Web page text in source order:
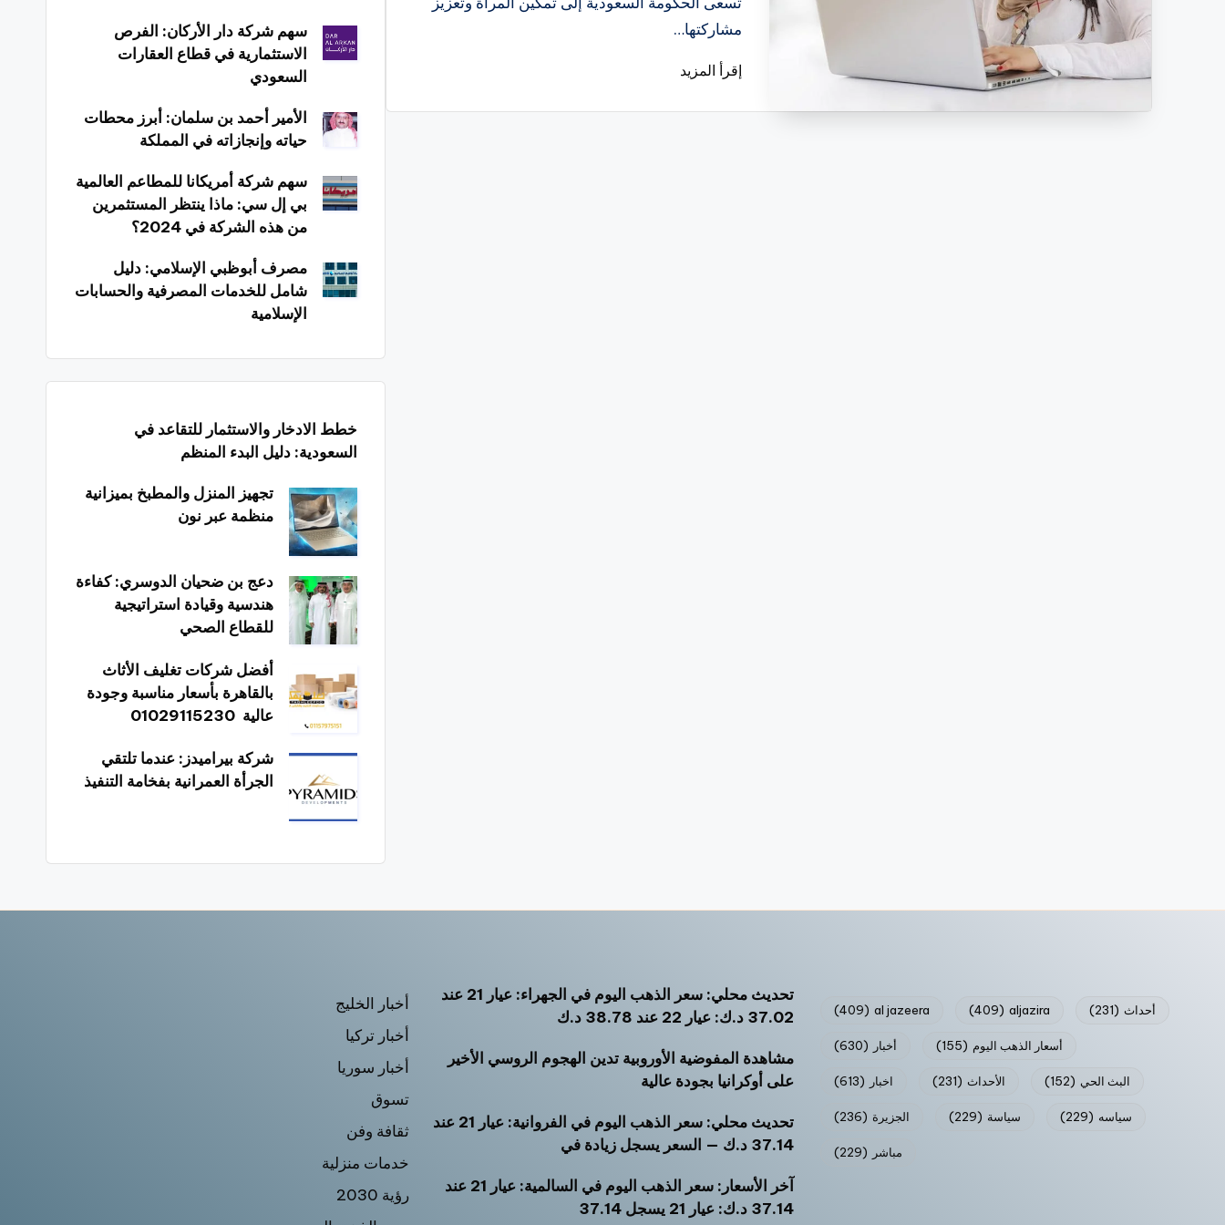
مشاركتها…
إقرأ المزيد
سهم شركة دار الأركان: الفرص
الاستثمارية في قطاع العقارات
السعودي
الأمير أحمد بن سلمان: أبرز محطات
حياته وإنجازاته في المملكة
سهم شركة أمريكانا للمطاعم العالمية
بي إل سي: ماذا ينتظر المستثمرين
من هذه الشركة في 2024؟
مصرف أبوظبي الإسلامي: دليل
شامل للخدمات المصرفية والحسابات
الإسلامية
خطط الادخار والاستثمار للتقاعد في
السعودية: دليل البدء المنظم
تجهيز المنزل والمطبخ بميزانية
منظمة عبر نون
دعج بن ضحيان الدوسري: كفاءة
هندسية وقيادة استراتيجية
للقطاع الصحي
أفضل شركات تغليف الأثاث
بالقاهرة بأسعار مناسبة وجودة
عالية 01029115230
شركة بيراميدز: عندما تلتقي
الجرأة العمرانية بفخامة التنفيذ
al jazeera
(409) aljazira
(409) أحداث (231)
أخبار (630) أسعار الذهب اليوم (155)
اخبار (613) الأحداث (231) البث الحي (152)
الجزيرة (236) سياسة (229) سياسه (229)
مباشر (229)
تحديث محلي: سعر الذهب اليوم في الجهراء: عيار 21 عند
37.02 د.ك: عيار 22 عند 38.78 د.ك
مشاهدة المفوضية الأوروبية تدين الهجوم الروسي الأخير
على أوكرانيا بجودة عالية
تحديث محلي: سعر الذهب اليوم في الفروانية: عيار 21 عند
37.14 د.ك — السعر يسجل زيادة في
آخر الأسعار: سعر الذهب اليوم في السالمية: عيار 21 عند
37.14 د.ك: عيار 21 يسجل 37.14
أخبار الخليج
أخبار تركيا
أخبار سوريا
تسوق
ثقافة وفن
خدمات منزلية
رؤية 2030